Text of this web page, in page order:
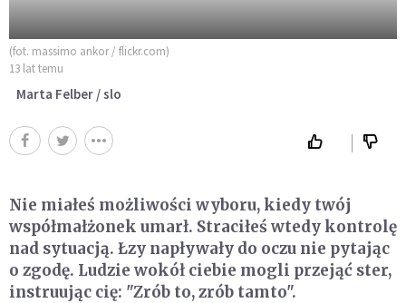
(fot. massimo ankor / flickr.com)
13 lat temu
Marta Felber / slo
Nie miałeś możliwości wyboru, kiedy twój
współmałżonek umarł. Straciłeś wtedy kontrolę
nad sytuacją. Łzy napływały do oczu nie pytając
o zgodę. Ludzie wokół ciebie mogli przejąć ster,
instruując cię: "Zrób to, zrób tamto".